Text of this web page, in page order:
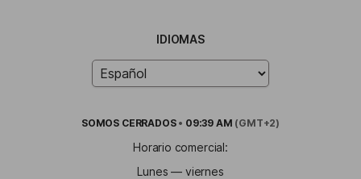
IDIOMAS
SOMOS CERRADOS • 09:39 AM (GMT+2)
Horario comercial:
Lunes — viernes